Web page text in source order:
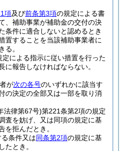
項及び前条第3項の規定による書
、補助事業が補助金の交付の決
条件に適合しないと認めるとき
置することを当該補助事業者に
る。
定による指示に従い措置を行った
に報告しなければならない。
が次の各号のいずれかに該当す
の決定の全部又は一部を取り消
法律第67号)第221条第2項の規定
査を妨げ、又は同項の規定に基
を拒んだとき。
条件又は同条第2項の規定に基
たとき。